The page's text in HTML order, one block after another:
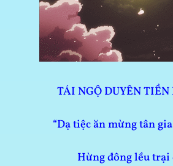
TÁI NGỘ DUYÊN TIỀN
“Dạ tiệc ăn mừng tân
Hừng đông lều trại